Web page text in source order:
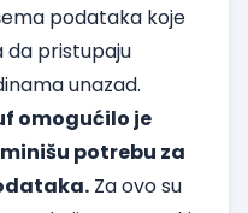
podataka koje
da pristupaju
unazad.
omogućilo je
potrebu za
Za ovo su